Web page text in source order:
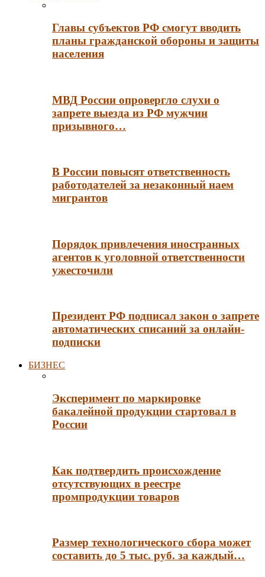
Главы субъектов РФ смогут вводить
планы гражданской обороны и защиты
населения
МВД России опровергло слухи о
запрете выезда из РФ мужчин
призывного…
В России повысят ответственность
работодателей за незаконный наем
мигрантов
Порядок привлечения иностранных
агентов к уголовной ответственности
ужесточили
Президент РФ подписал закон о запрете
автоматических списаний за онлайн-
подписки
БИЗНЕС
Эксперимент по маркировке
бакалейной продукции стартовал в
России
Как подтвердить происхождение
отсутствующих в реестре
промпродукции товаров
Размер технологического сбора может
составить до 5 тыс. руб. за каждый…